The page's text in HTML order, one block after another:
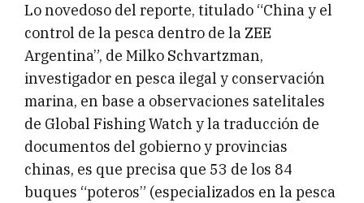
Lo novedoso del reporte, titulado “China y el
control de la pesca dentro de la ZEE
Argentina”, de Milko Schvartzman,
investigador en pesca ilegal y conservación
marina, en base a observaciones satelitales
de Global Fishing Watch y la traducción de
documentos del gobierno y provincias
chinas, es que precisa que 53 de los 84
buques “poteros” (especializados en la pesca